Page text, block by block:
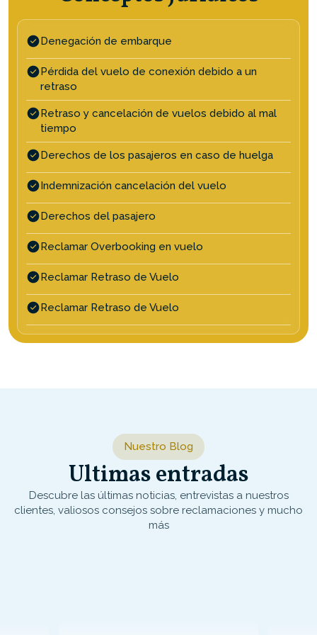
Denegación de embarque
Pérdida del vuelo de conexión debido a un
retraso
Retraso y cancelación de vuelos debido al mal
tiempo
Derechos de los pasajeros en caso de huelga
Indemnización cancelación del vuelo
Derechos del pasajero
Reclamar Overbooking en vuelo
Reclamar Retraso de Vuelo
Reclamar Retraso de Vuelo
Nuestro Blog
Ultimas entradas
Descubre las últimas noticias, entrevistas a nuestros
clientes, valiosos consejos sobre reclamaciones y mucho
más